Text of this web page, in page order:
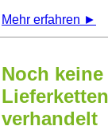
Mehr erfahren ►
Noch
verhandelt